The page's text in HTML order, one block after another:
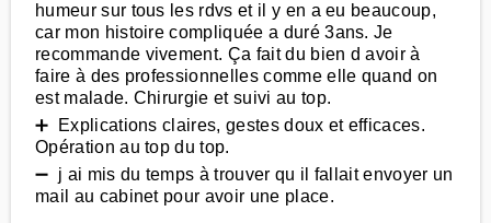
humeur sur tous les rdvs et il y en a eu beaucoup,
car mon histoire compliquée a duré 3ans. Je
recommande vivement. Ça fait du bien d avoir à
faire à des professionnelles comme elle quand on
est malade. Chirurgie et suivi au top.
➕ Explications claires, gestes doux et efficaces.
Opération au top du top.
➖ j ai mis du temps à trouver qu il fallait envoyer un
mail au cabinet pour avoir une place.